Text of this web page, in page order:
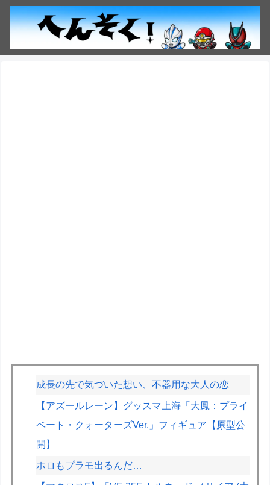
成長の先で気づいた想い、不器用な大人の恋
【アズールレーン】グッスマ上海「大鳳：プライ
ベート・クォーターズVer.」フィギュア【原型公
開】
ホロもプラモ出るんだ…